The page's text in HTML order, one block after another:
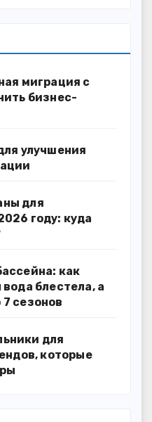
миграция с
бизнес-
улучшения
для
году: куда
как
блестела, а
сезонов
для
которые